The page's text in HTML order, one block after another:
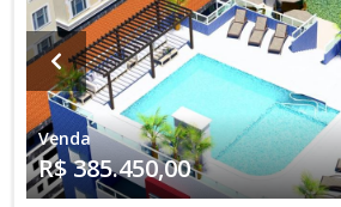
Venda
R$ 385.450,00